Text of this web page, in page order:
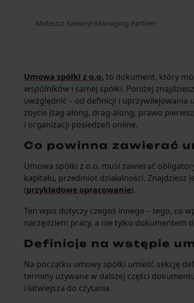
Mateusz SawarynManaging Partner
Umowa spółki z o.o. to dokument, który
wspólników i samej spółki. Poniżej
uwzględnić – od definicji i uprzywilejowania
zbycie (tag-along, drag-along, prawo
i organizacji posiedzeń online.
Co powinna zawierać
Umowa spółki z o.o. musi zawierać
kapitału, przedmiot działalności. Znajdziesz
(przykładowe opracowanie).
Ten wpis dotyczy czegoś innego – tego, co
narzędziem pracy, a nie tylko dokumentem
Definicje na wstępie
Na początku umowy spółki umieść sekcję
terminy używane w dalszej części
i łatwiejsza do czytania.